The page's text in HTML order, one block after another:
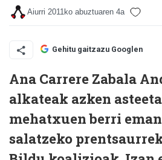
Aiurri 2011ko abuztuaren 4a
Gehitu gaitzazu Googlen
Ana Carrere Zabala
alkateak azken
mehatxuen berri
salatzeko